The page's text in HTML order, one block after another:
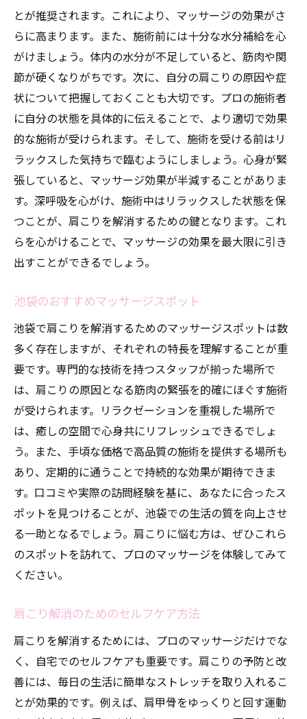
肩こりに効くセルフマッサージの方法
池袋のマッサージスポットで得られる効果
とが推奨されます。これにより、マッサージの効果がさ
らに高まります。また、施術前には十分な水分補給を心
がけましょう。体内の水分が不足していると、筋肉や関
節が硬くなりがちです。次に、自分の肩こりの原因や症
状について把握しておくことも大切です。プロの施術者
に自分の状態を具体的に伝えることで、より適切で効果
的な施術が受けられます。そして、施術を受ける前はリ
ラックスした気持ちで臨むようにしましょう。心身が緊
張していると、マッサージ効果が半減することがありま
す。深呼吸を心がけ、施術中はリラックスした状態を保
つことが、肩こりを解消するための鍵となります。これ
らを心がけることで、マッサージの効果を最大限に引き
出すことができるでしょう。
池袋のおすすめマッサージスポット
池袋で肩こりを解消するためのマッサージスポットは数
多く存在しますが、それぞれの特長を理解することが重
要です。専門的な技術を持つスタッフが揃った場所で
は、肩こりの原因となる筋肉の緊張を的確にほぐす施術
が受けられます。リラクゼーションを重視した場所で
は、癒しの空間で心身共にリフレッシュできるでしょ
う。また、手頃な価格で高品質の施術を提供する場所も
あり、定期的に通うことで持続的な効果が期待できま
す。口コミや実際の訪問経験を基に、あなたに合ったス
ポットを見つけることが、池袋での生活の質を向上させ
る一助となるでしょう。肩こりに悩む方は、ぜひこれら
のスポットを訪れて、プロのマッサージを体験してみて
ください。
肩こり解消のためのセルフケア方法
肩こりを解消するためには、プロのマッサージだけでな
く、自宅でのセルフケアも重要です。肩こりの予防と改
善には、毎日の生活に簡単なストレッチを取り入れるこ
とが効果的です。例えば、肩甲骨をゆっくりと回す運動